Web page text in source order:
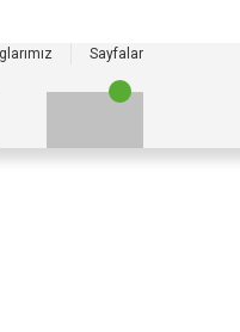
Sayfalar